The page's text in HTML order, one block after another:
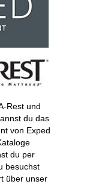
Rest und
du das
von Exped
du per
besuchst
über unser